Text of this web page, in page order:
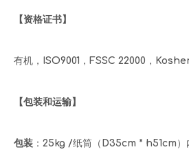
【资格证书】
有机，ISO9001，FSSC 22000，
【包装和运输】
包装 ：25kg /纸筒（D35cm * h51cm）